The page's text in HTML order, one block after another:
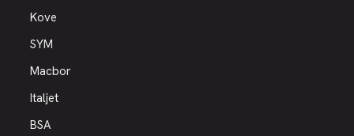
Kove
SYM
Macbor
Italjet
BSA